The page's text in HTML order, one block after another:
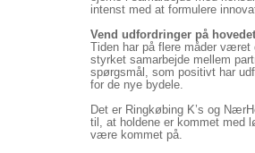
intenst med at formulere
Vend udfordringer på hovedet
Tiden har på flere måder
styrket samarbejde mellem
spørgsmål, som positivt har
for de nye bydele.
Det er Ringkøbing K’s og
til, at holdene er kommet med
være kommet på.